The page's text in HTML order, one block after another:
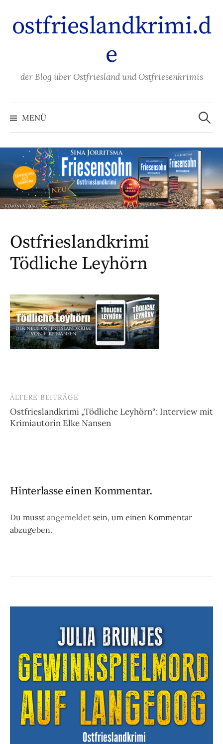
Inhalt
überspringen
ostfrieslandkrimi.d
e
der Blog über Ostfriesland und Ostfriesenkrimis
MENÜ
Suchen
nach:
Ostfrieslandkrimi
Tödliche Leyhörn
Beitragsnavigation
ÄLTERE BEITRÄGE
Ostfrieslandkrimi „Tödliche Leyhörn“: Interview mit
Krimiautorin Elke Nansen
Hinterlasse einen Kommentar.
Du musst angemeldet sein, um einen Kommentar
abzugeben.